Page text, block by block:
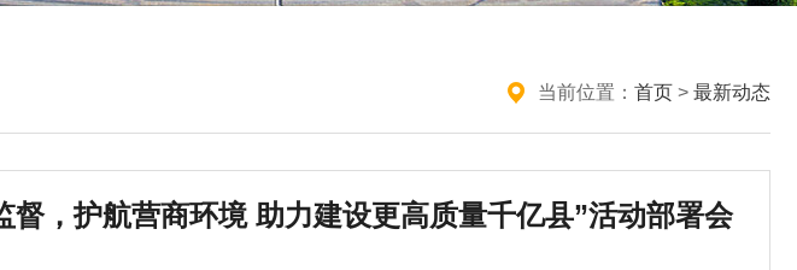
当前位置： 首页 > 最新动态
督，护航营商环境 助力建设更高质量千亿县”活动部署会